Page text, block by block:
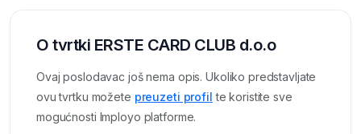
O tvrtki ERSTE CARD CLUB d.o.o
Ovaj poslodavac još nema opis. Ukoliko predstavljate
ovu tvrtku možete preuzeti profil te koristite sve
mogućnosti Imployo platforme.